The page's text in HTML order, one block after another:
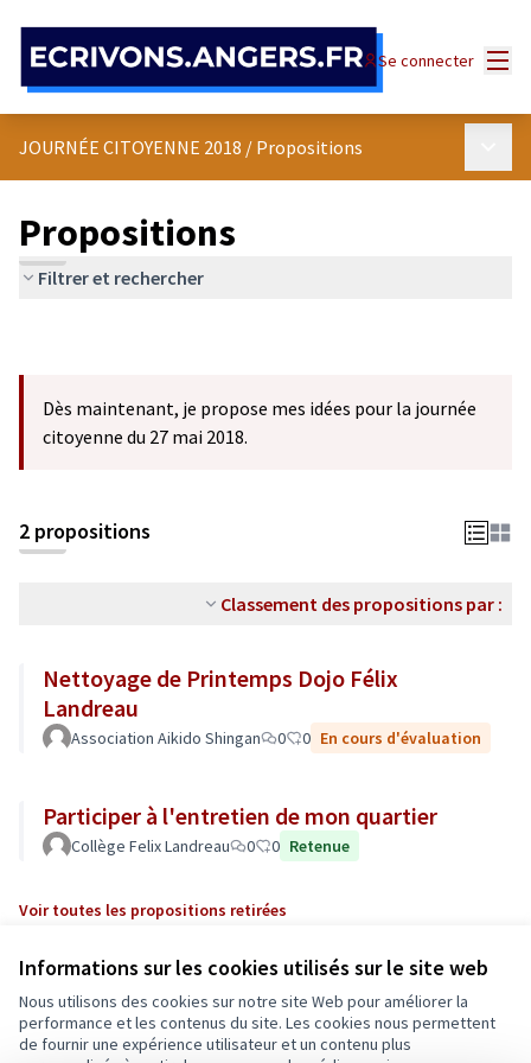
Informations sur les cookies utilisés sur le site web
Nous utilisons des cookies sur notre site Web pour améliorer la
performance et les contenus du site. Les cookies nous permettent
de fournir une expérience utilisateur et un contenu plus
Se connecter
JOURNÉE CITOYENNE 2018 / Propositions
Propositions
Filtrer et rechercher
Dès maintenant, je propose mes idées pour la journée
citoyenne du 27 mai 2018.
2 propositions
Classement des propositions par :
Nettoyage de Printemps Dojo Félix
Landreau
Association Aikido Shingan 0 0 En cours d'évaluation
Participer à l'entretien de mon quartier
Collège Felix Landreau 0 0 Retenue
Voir toutes les propositions retirées